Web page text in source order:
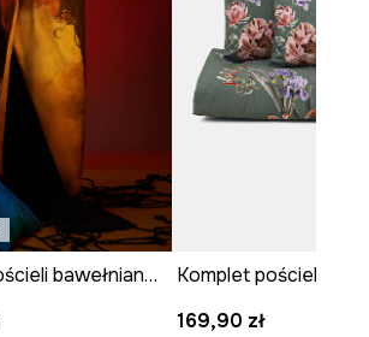
Komplet pościeli bawełnianej z kolekcji Zdzisław Beksiński x Medicine
169,90 zł